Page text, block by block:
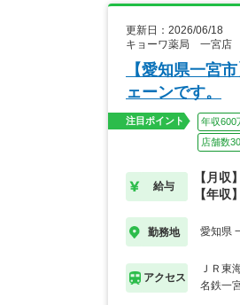
更新日：2026/06/18
キョーワ薬局 一宮店
【愛知県一宮
ェーンです。
注目ポイント 年収600
店舗数
給与
【月収
【年収
勤務地 愛知県
アクセス
ＪＲ東
名鉄一